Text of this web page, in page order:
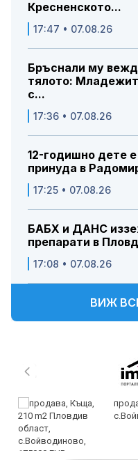
Кресненското...
17:47 • 07.08.26
Бръснали му
тялото:
с...
17:36 • 07.08.26
12-годишно дете
принуда в
17:25 • 07.08.26
БАБХ и ДАНС
препарати в
17:08 • 07.08.26
ВИЖ